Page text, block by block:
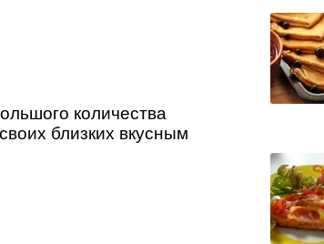
количества
близких вкусным